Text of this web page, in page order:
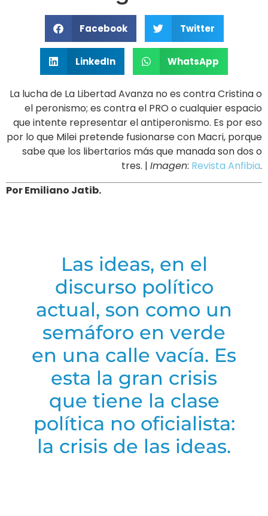
Facebook Twitter
LinkedIn WhatsApp
La lucha de La Libertad Avanza no es contra Cristina o
el peronismo; es contra el PRO o cualquier espacio
que intente representar el antiperonismo. Es por eso
por lo que Milei pretende fusionarse con Macri, porque
sabe que los libertarios más que manada son dos o
tres. | Imagen: Revista Anfibia.
Por Emiliano Jatib.
Las ideas, en el
discurso político
actual, son como un
semáforo en verde
en una calle vacía. Es
esta la gran crisis
que tiene la clase
política no oficialista:
la crisis de las ideas.